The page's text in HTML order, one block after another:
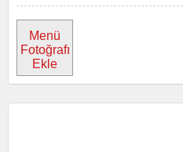
Menü
Fotoğrafı
Ekle